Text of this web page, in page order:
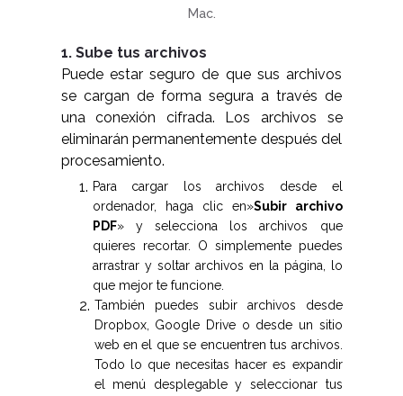
Mac.
1. Sube tus archivos
Puede estar seguro de que sus archivos
se cargan de forma segura a través de
una conexión cifrada. Los archivos se
eliminarán permanentemente después del
procesamiento.
Para cargar los archivos desde el
ordenador, haga clic en»Subir archivo
PDF» y selecciona los archivos que
quieres recortar. O simplemente puedes
arrastrar y soltar archivos en la página, lo
que mejor te funcione.
También puedes subir archivos desde
Dropbox, Google Drive o desde un sitio
web en el que se encuentren tus archivos.
Todo lo que necesitas hacer es expandir
el menú desplegable y seleccionar tus